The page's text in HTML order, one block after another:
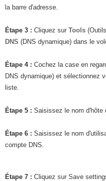
la barre d'adresse.
Étape 3 : Cliquez sur Tools
DNS (DNS dynamique) dans le
Étape 4 : Cochez la case en
DNS dynamique) et sélectionnez
liste.
Étape 5 : Saisissez le nom d'hôte
Étape 6 : Saisissez le nom
compte DNS.
Étape 7 : Cliquez sur Save